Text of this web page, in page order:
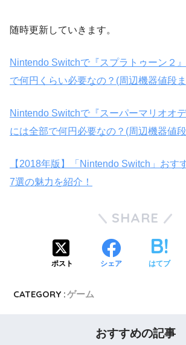
随時更新していきます。
Nintendo Switchで『スプラトゥーン２
で何円くらい必要なの？(周辺機器値段
Nintendo Switchで『スーパーマリオオ
には全部で何円必要なの？(周辺機器値
【2018年版】「Nintendo Switch」おす
7選の魅力を紹介！
SHARE
ポスト シェア はてブ
CATEGORY :ゲーム
おすすめの記事